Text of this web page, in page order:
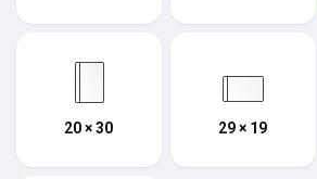
20 × 30 29 × 19